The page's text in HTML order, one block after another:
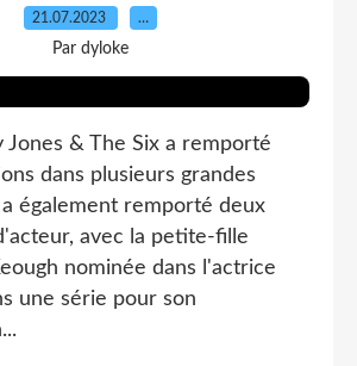
21.07.2023 …
Par dyloke
Jones & The Six a remporté
dans plusieurs grandes
également remporté deux
avec la petite-fille
nominée dans l'actrice
une série pour son